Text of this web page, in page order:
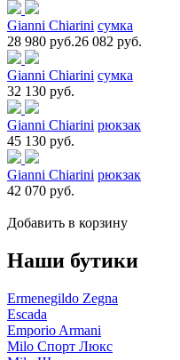
Gianni Chiarini сумка
28 980 руб.26 082 руб.
Gianni Chiarini сумка
32 130 руб.
Gianni Chiarini рюкзак
45 130 руб.
Gianni Chiarini рюкзак
42 070 руб.
Добавить в корзину
Наши бутики
Ermenegildo Zegna
Escada
Emporio Armani
Milo Спорт Люкс